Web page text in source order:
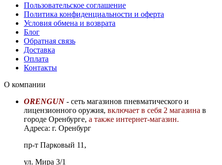
Пользовательское соглашение
Политика конфиденциальности и оферта
Условия обмена и возврата
Блог
Обратная связь
Доставка
Оплата
Контакты
О компании
ORENGUN - сеть магазинов пневматического и
лицензионного оружия, включает в себя 2 магазина в
городе Оренбурге, а также интернет-магазин.
Адреса: г. Оренбург
пр-т Парковый 11,
ул. Мира 3/1